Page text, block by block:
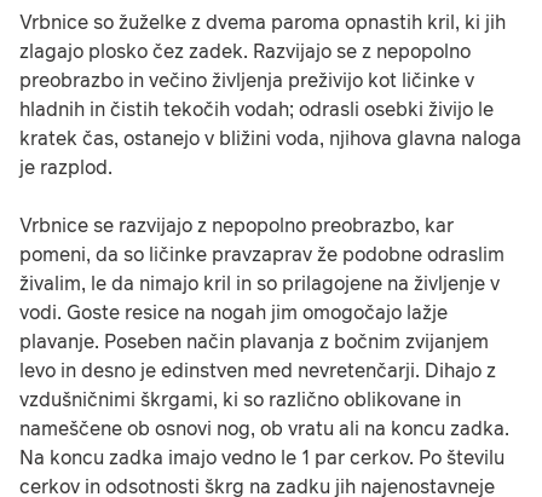
Vrbnice so žuželke z dvema paroma opnastih kril, ki jih
zlagajo plosko čez zadek. Razvijajo se z nepopolno
preobrazbo in večino življenja preživijo kot ličinke v
hladnih in čistih tekočih vodah; odrasli osebki živijo le
kratek čas, ostanejo v bližini voda, njihova glavna naloga
je razplod.
Vrbnice se razvijajo z nepopolno preobrazbo, kar
pomeni, da so ličinke pravzaprav že podobne odraslim
živalim, le da nimajo kril in so prilagojene na življenje v
vodi. Goste resice na nogah jim omogočajo lažje
plavanje. Poseben način plavanja z bočnim zvijanjem
levo in desno je edinstven med nevretenčarji. Dihajo z
vzdušničnimi škrgami, ki so različno oblikovane in
nameščene ob osnovi nog, ob vratu ali na koncu zadka.
Na koncu zadka imajo vedno le 1 par cerkov. Po številu
cerkov in odsotnosti škrg na zadku jih najenostavneje